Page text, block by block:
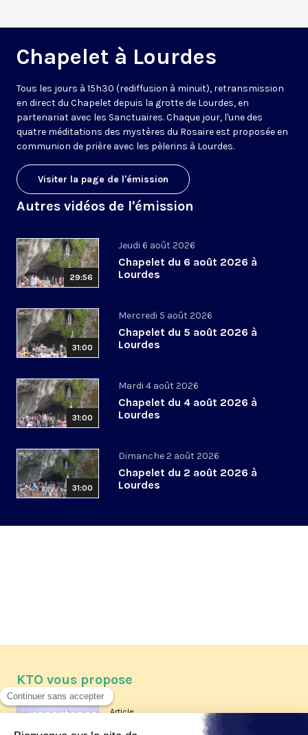
Chapelet à Lourdes
Tous les jours à 15h30 (rediffusion à minuit), retransmission
en direct du Chapelet depuis la grotte de Lourdes, en
partenariat avec les Sanctuaires. Chaque jour, l'une des
quatre méditations des mystères du Rosaire est proposée en
communion de prière avec les pèlerins à Lourdes.
Visiter la page de l'émission
Autres vidéos de l'émission
29:56
Jeudi 6 août 2026
Chapelet du 6 août 2026 à
Lourdes
31:00
Mercredi 5 août 2026
Chapelet du 5 août 2026 à
Lourdes
31:00
Mardi 4 août 2026
Chapelet du 4 août 2026 à
Lourdes
31:00
Dimanche 2 août 2026
Chapelet du 2 août 2026 à
Lourdes
KTO vous propose
Article
Les reportages d'été 2026 de KTO